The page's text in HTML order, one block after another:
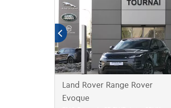
Land Rover Range Rover
Evoque